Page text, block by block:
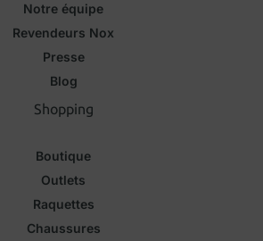
Notre équipe
Revendeurs Nox
Presse
Blog
Shopping
Boutique
Outlets
Raquettes
Chaussures